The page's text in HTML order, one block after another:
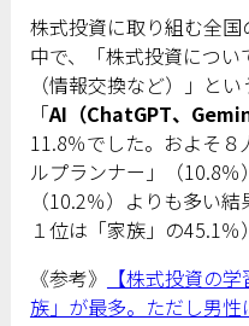
株式投資に取り組む全
中で、「株式投資につ
（情報交換など）」と
「AI（ChatGPT、
11.8％でした。およそ
ルプランナー」（10.8％
（10.2％）よりも多い
１位は「家族」の45.1％
《参考》
【株式投資の
族」が最多。ただし男